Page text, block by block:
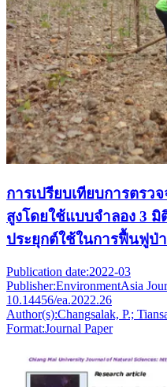
การเปรียบเทียบการตร
สูงโดยใช้แบบจำลอง 3
ประยุกต์ใช้ในการฟื้นฟูป่า
Publication date:2022-03
Publisher:EnvironmentAsia
10.14456/ea.2022.26
Author(s):Changsalak, P.;
Format:Journal Paper